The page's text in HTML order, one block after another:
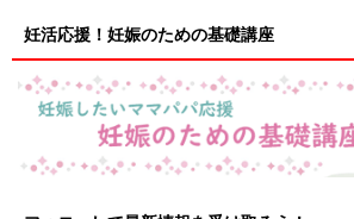
妊活応援！妊娠のための基礎講座